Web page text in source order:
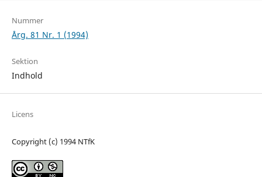
Nummer
Årg. 81 Nr. 1 (1994)
Sektion
Indhold
Licens
Copyright (c) 1994 NTfK